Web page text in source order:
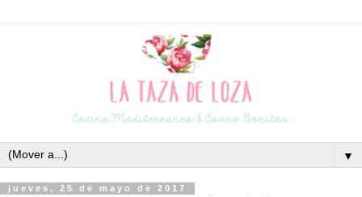
▼
jueves, 25 de mayo de 2017